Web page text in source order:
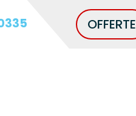
OFFERTE